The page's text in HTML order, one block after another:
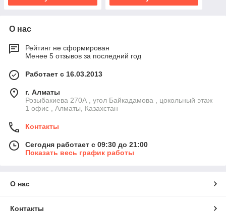
О нас
Рейтинг не сформирован
Менее 5 отзывов за последний год
Работает с 16.03.2013
г. Алматы
Розыбакиева 270А , угол Байкадамова , цокольный этаж
1 офис , Алматы, Казахстан
Контакты
Сегодня работает с 09:30 до 21:00
Показать весь график работы
О нас
Контакты